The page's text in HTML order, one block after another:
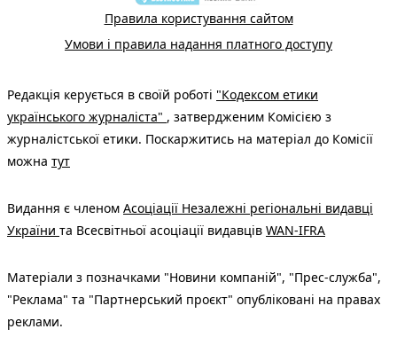
Правила користування сайтом
Умови і правила надання платного доступу
Редакція керується в своїй роботі "Кодексом етики
українського журналіста" , затвердженим Комісією з
журналістської етики. Поскаржитись на матеріал до Комісії
можна тут
Видання є членом Асоціації Незалежні регіональні видавці
України та Всесвітньої асоціації видавців WAN-IFRA
Матеріали з позначками "Новини компаній", "Прес-служба",
"Реклама" та "Партнерський проєкт" опубліковані на правах
реклами.